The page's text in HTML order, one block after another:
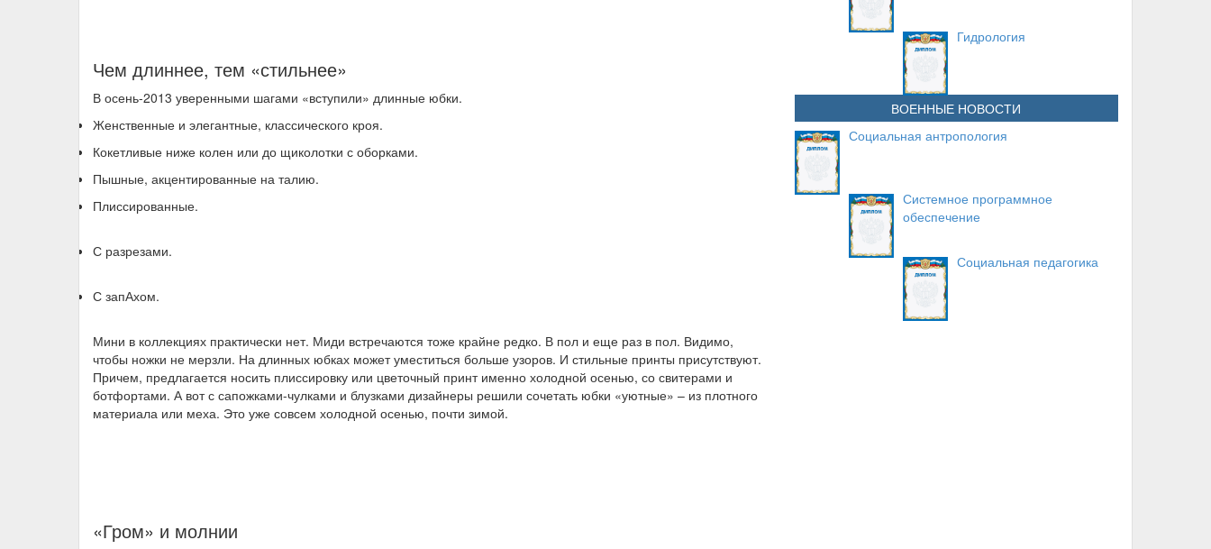
Чем длиннее, тем «стильнее»
В осень-2013 уверенными шагами «вступили» длинные юбки.
Женственные и элегантные, классического кроя.
Кокетливые ниже колен или до щиколотки с оборками.
Пышные, акцентированные на талию.
Плиссированные.
С разрезами.
С запАхом.
Мини в коллекциях практически нет. Миди встречаются тоже крайне редко. В пол и еще раз в пол. Видимо,
чтобы ножки не мерзли. На длинных юбках может уместиться больше узоров. И стильные принты присутствуют.
Причем, предлагается носить плиссировку или цветочный принт именно холодной осенью, со свитерами и
ботфортами. А вот с сапожками-чулками и блузками дизайнеры решили сочетать юбки «уютные» – из плотного
материала или меха. Это уже совсем холодной осенью, почти зимой.
«Гром» и молнии
Гидрология
ВОЕННЫЕ НОВОСТИ
Социальная антропология
Системное программное
обеспечение
Социальная педагогика